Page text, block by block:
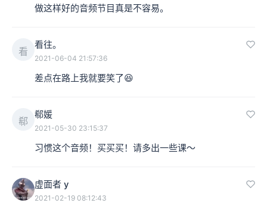
做这样好的音频节目真是不容易。
看
看往。
2021-06-04 21:57:36
差点在路上我就要笑了😆
郗
郗媛
2021-05-30 23:15:37
习惯这个音频！买买买！请多出一些课～
虚面者 y
2021-02-19 08:12:43